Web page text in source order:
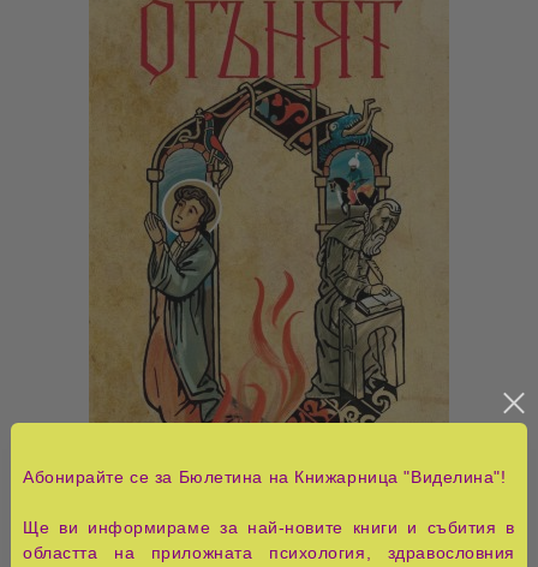
Огънят
Абонирайте се за Бюлетина на Книжарница "Виделина"!
Ще ви информираме за най-новите книги и събития в
областта на приложната психология, здравословния